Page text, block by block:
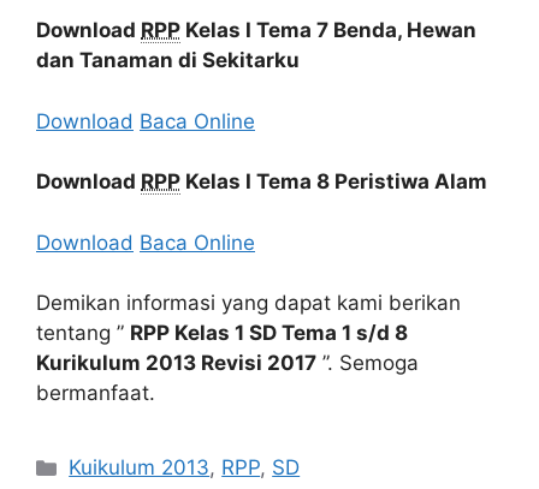
Download RPP Kelas I Tema 7 Benda, Hewan
dan Tanaman di Sekitarku
Download Baca Online
Download RPP Kelas I Tema 8 Peristiwa Alam
Download Baca Online
Demikan informasi yang dapat kami berikan
tentang ” RPP Kelas 1 SD Tema 1 s/d 8
Kurikulum 2013 Revisi 2017 ”. Semoga
bermanfaat.
Kategori
Kuikulum 2013, RPP, SD